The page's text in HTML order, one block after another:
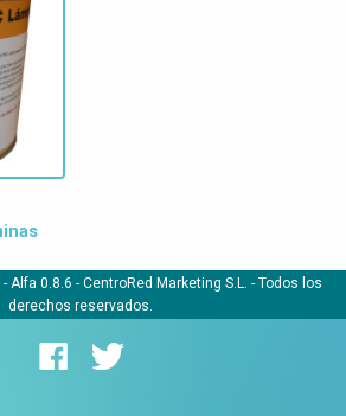
- Alfa 0.8.6 - CentroRed Marketing S.L. - Todos los
derechos reservados.